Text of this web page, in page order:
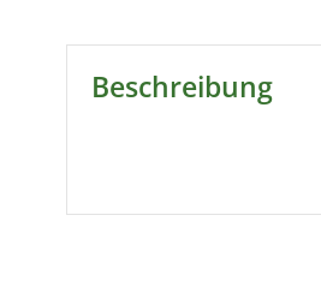
Beschreibung